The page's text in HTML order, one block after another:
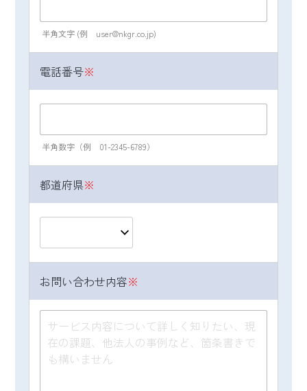
より取得した情報を共催者間にても共有いた
します（共催者は各セミナーのご案内ページ
にてご案内のとおり）。
（４）個人情報の第三者提供について
取得した個人情報は法令等による場合を除い
（５）個人情報の取扱いの委託について
ことがあります。その場合には、当社におい
て最善の考慮を行います。
（６) 個人情報を与えなかった場合に生じる結
に関する情報の一部をご提供いただけない場
合は、セミナーお申込みや資料ダウンロード
ができなかったり、お問い合わせ内容に回答
できない可能性があります。
（７）保有個人データの開示等および問い合
半角文字 (例 user@nkgr.co.jp)
電話番号※
半角数字（例 01-2345-6789）
都道府県※
お問い合わせ内容※